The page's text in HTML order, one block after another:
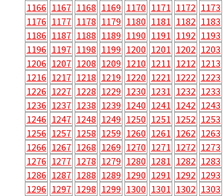
1166 1167 1168 1169 1170 1171 1172 1173
1176 1177 1178 1179 1180 1181 1182 1183
1186 1187 1188 1189 1190 1191 1192 1193
1196 1197 1198 1199 1200 1201 1202 1203
1206 1207 1208 1209 1210 1211 1212 1213
1216 1217 1218 1219 1220 1221 1222 1223
1226 1227 1228 1229 1230 1231 1232 1233
1236 1237 1238 1239 1240 1241 1242 1243
1246 1247 1248 1249 1250 1251 1252 1253
1256 1257 1258 1259 1260 1261 1262 1263
1266 1267 1268 1269 1270 1271 1272 1273
1276 1277 1278 1279 1280 1281 1282 1283
1286 1287 1288 1289 1290 1291 1292 1293
1296 1297 1298 1299 1300 1301 1302 1303